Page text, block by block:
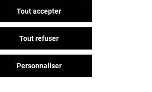
VOIR LE DETAIL
Tout accepter
Tout refuser
Personnaliser